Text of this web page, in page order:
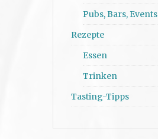
Pubs, Bars, Events
Rezepte
Essen
Trinken
Tasting-Tipps